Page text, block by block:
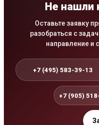
Не нашли
Оставьте заявку
разобраться с
направление и
+7 (495) 583-39-13
+7 (905)